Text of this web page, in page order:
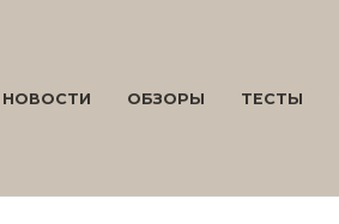
НОВОСТИ ОБЗОРЫ ТЕСТЫ